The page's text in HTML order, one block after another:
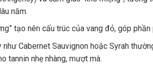
năm.
tạo nên cấu trúc của vang đỏ, góp
Cabernet Sauvignon hoặc Syrah
tannin nhẹ nhàng, mượt mà.